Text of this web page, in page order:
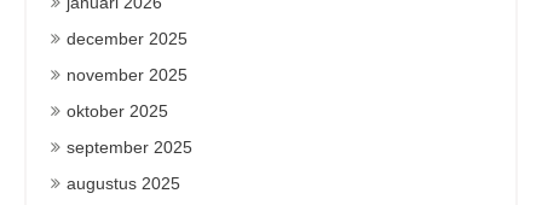
december 2025
november 2025
oktober 2025
september 2025
augustus 2025